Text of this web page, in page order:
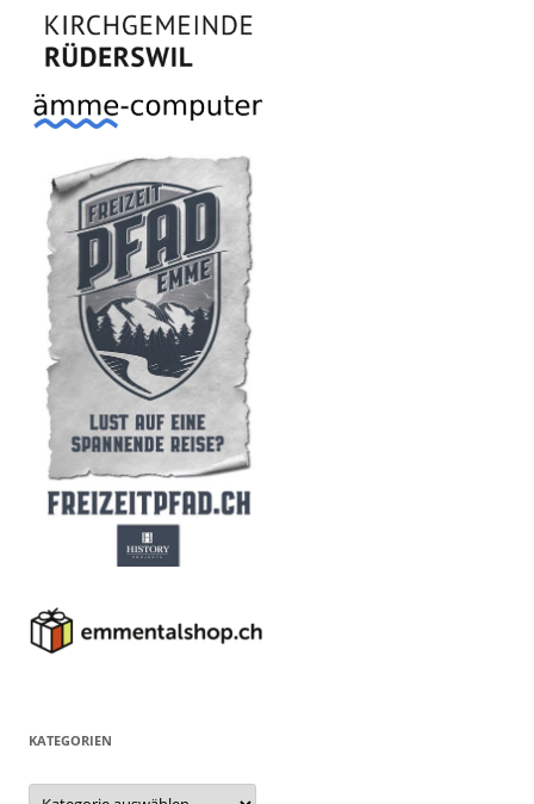
KATEGORIEN
Kategorien